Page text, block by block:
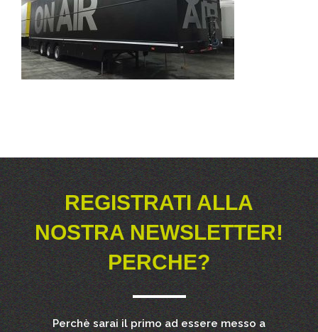
REGISTRATI ALLA
NOSTRA NEWSLETTER!
PERCHE?
Perchè sarai il primo ad essere messo a